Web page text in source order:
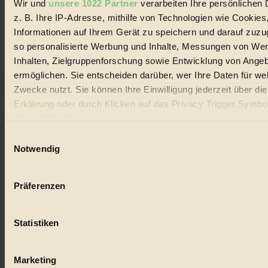
Wir und unsere 1022 Partner verarbeiten Ihre persönlichen
z. B. Ihre IP-Adresse, mithilfe von Technologien wie
Informationen auf Ihrem Gerät zu speichern und darauf
so personalisierte Werbung und Inhalte, Messungen von
Inhalten, Zielgruppenforschung sowie Entwicklung von
ermöglichen. Sie entscheiden darüber, wer Ihre Daten für
Zwecke nutzt. Sie können Ihre Einwilligung jederzeit über
Erklärung oder durch Klicken auf das Privacy Trigger
Wenn Sie es erlauben, würden wir auch gerne:
Ihr Gerät durch aktives Scannen nach bestimmten
Erfahren Sie mehr darüber, wie Ihre persönlichen Daten
Notwendig
Präferenzen
Statistiken
Marketing
Lebensmittel
Natur
kinderbuch
nachhaltig